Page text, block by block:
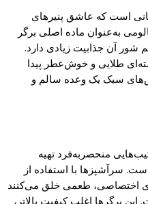
استکه عاشق پنیرهای
به‌عنوان ماده اصلی برگر
آن جذابیت زیادی دارد.
ای طلایی و خوش‌عطر پیدا
سبک یک وعده سالم و
منحصربه‌فرد تهیه
سرآشپزها با استفاده از
اختصاصی، طعمی خلق می‌کنند
این برگرها اغلبکیفیت بالاتر،